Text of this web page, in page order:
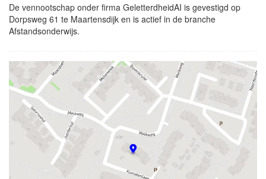
De vennootschap onder firma GeletterdheidAI is gevestigd op
Dorpsweg 61 te Maartensdijk en is actief in de branche
Afstandsonderwijs.